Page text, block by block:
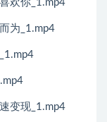
欢你_1.mp4
为_1.mp4
变现_1.mp4